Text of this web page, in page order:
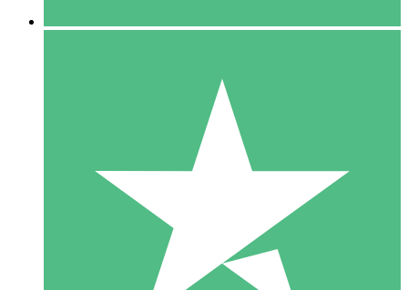
10 Downloads
20 00